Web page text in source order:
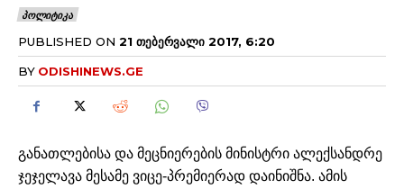
ᲞᲝᲚᲘᲢᲘᲙᲐ
PUBLISHED ON 21 ᲗᲔᲑᲔᲠᲕᲐᲚᲘ 2017, 6:20
BY ODISHINEWS.GE
განათლებისა და მეცნიერების მინისტრი ალექსანდრე
ჯეჯელავა მესამე ვიცე-პრემიერად დაინიშნა. ამის